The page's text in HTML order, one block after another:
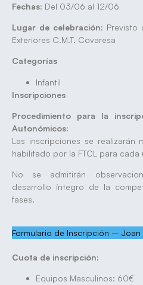
Fechas: Del 03/06 al 12/06
Lugar de celebración: Previsto
Exteriores C.M.T. Covaresa
Categorías
Infantil
Inscripciones
Procedimiento para la
Autonómicos:
Las inscripciones se realizarán
habilitado por la FTCL para
No se admitirán
desarrollo íntegro de la
fases.
Formulario de Inscripción – Joan
Cuota de inscripción:
Equipos Masculinos: 60€